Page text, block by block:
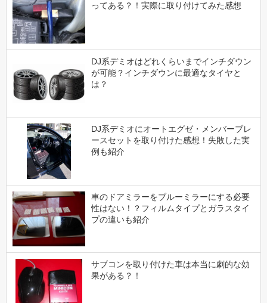
ってある？！実際に取り付けてみた感想
DJ系デミオはどれくらいまでインチダウン
が可能？インチダウンに最適なタイヤと
は？
DJ系デミオにオートエグゼ・メンバーブレ
ースセットを取り付けた感想！失敗した実
例も紹介
車のドアミラーをブルーミラーにする必要
性はない！？フィルムタイプとガラスタイ
プの違いも紹介
サブコンを取り付けた車は本当に劇的な効
果がある？！